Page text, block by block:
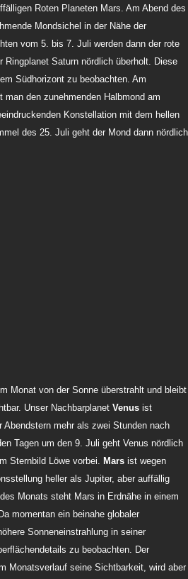
Roten Planeten Mars. Am Abend des
Mondsichel in der Nähe der
vom 5. bis 7. Juli werden dann der rote
Ringplanet Saturn nördlich überholt. Diese
Südhorizont zu beobachten. Am
den zunehmenden Halbmond am
Konstellation mit dem hellen
des 25. Juli geht der Mond dann nördlich
Monat von der Sonne überstrahlt und bleibt
Unser Nachbarplanet Venus ist
Abendstern mehr als zwei Stunden nach
Tagen um den 9. Juli geht Venus nördlich
Sternbild Löwe vorbei. Mars ist wegen
heller als Jupiter, aber auffällig
Monats steht Mars in Erdnähe in einem
momentan ein beinahe globaler
Sonneneinstrahlung in seiner
zu beobachten. Der
Monatsverlauf seine Sichtbarkeit, wird aber